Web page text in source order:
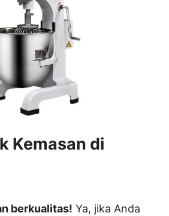
Kemasan di
berkualitas! Ya, jika Anda